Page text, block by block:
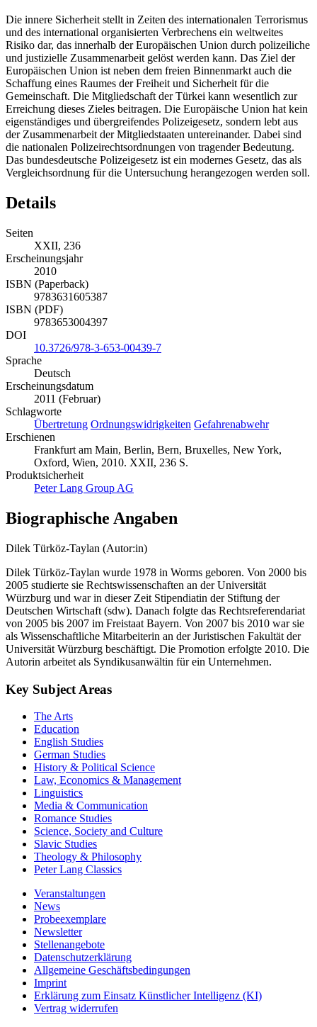
Die innere Sicherheit stellt in Zeiten des internationalen Terrorismus
und des international organisierten Verbrechens ein weltweites
Risiko dar, das innerhalb der Europäischen Union durch polizeiliche
und justizielle Zusammenarbeit gelöst werden kann. Das Ziel der
Europäischen Union ist neben dem freien Binnenmarkt auch die
Schaffung eines Raumes der Freiheit und Sicherheit für die
Gemeinschaft. Die Mitgliedschaft der Türkei kann wesentlich zur
Erreichung dieses Zieles beitragen. Die Europäische Union hat kein
eigenständiges und übergreifendes Polizeigesetz, sondern lebt aus
der Zusammenarbeit der Mitgliedstaaten untereinander. Dabei sind
die nationalen Polizeirechtsordnungen von tragender Bedeutung.
Das bundesdeutsche Polizeigesetz ist ein modernes Gesetz, das als
Vergleichsordnung für die Untersuchung herangezogen werden soll.
Details
Seiten
XXII, 236
Erscheinungsjahr
2010
ISBN (Paperback)
9783631605387
ISBN (PDF)
9783653004397
DOI
10.3726/978-3-653-00439-7
Sprache
Deutsch
Erscheinungsdatum
2011 (Februar)
Schlagworte
Übertretung Ordnungswidrigkeiten Gefahrenabwehr
Erschienen
Frankfurt am Main, Berlin, Bern, Bruxelles, New York,
Oxford, Wien, 2010. XXII, 236 S.
Produktsicherheit
Peter Lang Group AG
Biographische Angaben
Dilek Türköz-Taylan (Autor:in)
Dilek Türköz-Taylan wurde 1978 in Worms geboren. Von 2000 bis
2005 studierte sie Rechtswissenschaften an der Universität
Würzburg und war in dieser Zeit Stipendiatin der Stiftung der
Deutschen Wirtschaft (sdw). Danach folgte das Rechtsreferendariat
von 2005 bis 2007 im Freistaat Bayern. Von 2007 bis 2010 war sie
als Wissenschaftliche Mitarbeiterin an der Juristischen Fakultät der
Universität Würzburg beschäftigt. Die Promotion erfolgte 2010. Die
Autorin arbeitet als Syndikusanwältin für ein Unternehmen.
Key Subject Areas
The Arts
Education
English Studies
German Studies
History & Political Science
Law, Economics & Management
Linguistics
Media & Communication
Romance Studies
Science, Society and Culture
Slavic Studies
Theology & Philosophy
Peter Lang Classics
Veranstaltungen
News
Probeexemplare
Newsletter
Stellenangebote
Datenschutzerklärung
Allgemeine Geschäftsbedingungen
Imprint
Erklärung zum Einsatz Künstlicher Intelligenz (KI)
Vertrag widerrufen